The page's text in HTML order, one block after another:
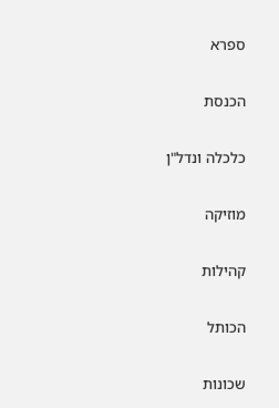
ספרא
הכנסת
כלכלה ונדל"ן
מוזיקה
קהילות
הכותל
שכונות